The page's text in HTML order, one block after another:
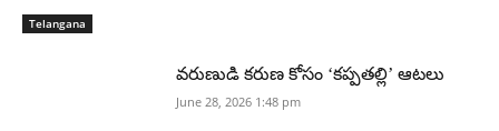
Telangana
వరుణుడి కరుణ కోసం ‘కప్పతల్లి’ ఆటలు
June 28, 2026 1:48 pm